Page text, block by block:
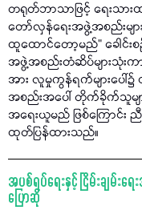
တရုတ်ဘာသာဖြင့် ရေးသာ
တော်လှန်ရေးအဖွဲ့အစည်းမျ
ထူထောင်တော့မည်" ခေါင်းစဉ်
အဖွဲ့အစည်းတံဆိပ်များသုံးက
အား လူမှုကွန်ရက်များပေါ်၌
အစည်းအပေါ် တိုက်ခိုက်သူမျာ
အရေးယူမည် ဖြစ်ကြောင်
ထုတ်ပြန်ထားသည်။
အပစ်ရပ်ရေးနှင့် ငြိမ်းချမ်း
ပြောဆို